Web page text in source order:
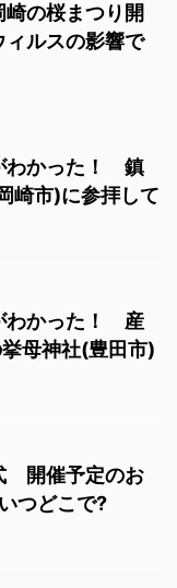
の桜まつり開
ルスの影響で
わかった！ 鎮
崎市)に参拝して
わかった！ 産
母神社(豊田市)
開催予定のお
つどこで?